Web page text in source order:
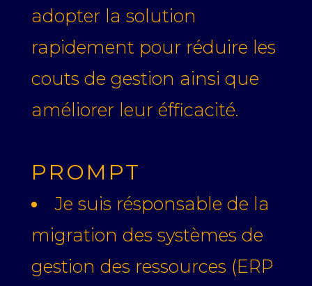
adopter la solution
rapidement pour réduire les
couts de gestion ainsi que
améliorer leur éfficacité.
PROMPT
Je suis résponsable de la
migration des systèmes de
gestion des ressources (ERP